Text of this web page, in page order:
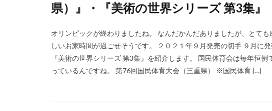
県）』・『美術の世界シリーズ 第3集』
オリンピックが終わりましたね。 なんだかんだありましたが、とて
しいお家時間が過ごせそうです。 ２０２１年９月発売の切手 ９月に
『美術の世界シリーズ 第3集』を紹介します。 国民体育会は毎年恒
っているんですね。 第76回国民体育大会（三重県） ※国民体育 […]